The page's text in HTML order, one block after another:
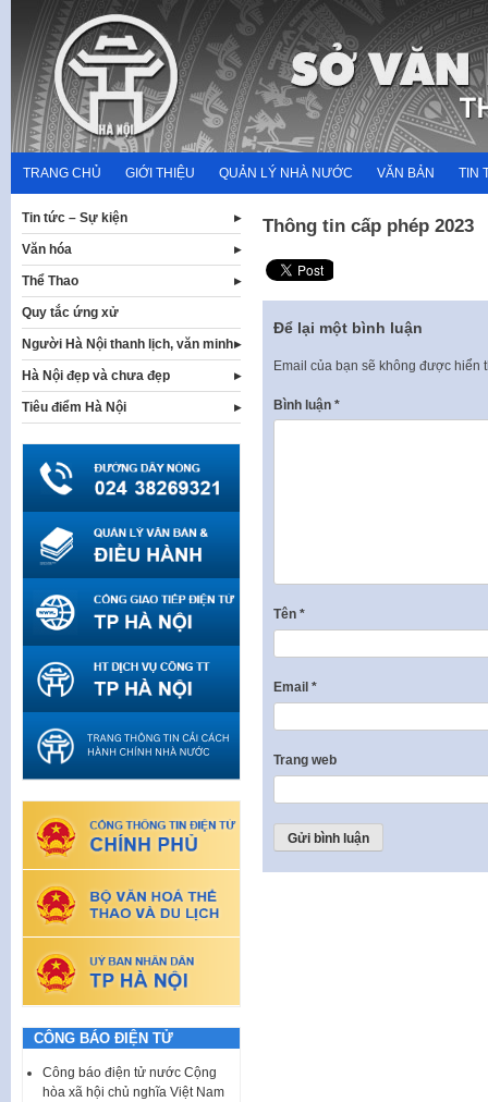
content
TRANG CHỦ GIỚI THIỆU QUẢN LÝ NHÀ NƯỚC VĂN BẢN TIN
Thông tin cấp phép 2023
Để lại một bình luận
Email của bạn sẽ không được hiển
Bình luận *
Tên *
Email *
Trang web
Tin tức – Sự kiện
Văn hóa
Thể Thao
Quy tắc ứng xử
Người Hà Nội thanh lịch, văn minh
Hà Nội đẹp và chưa đẹp
Tiêu điểm Hà Nội
CÔNG BÁO ĐIỆN TỬ
Công báo điện tử nước Cộng
hòa xã hội chủ nghĩa Việt Nam